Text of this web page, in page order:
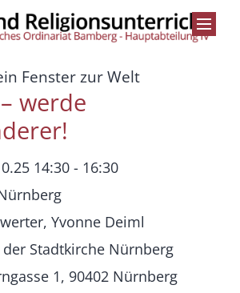
Fenster zur Welt:
werde
14:30 - 16:30
Yvonne Deiml
Stadtkirche Nürnberg
1, 90402 Nürnberg